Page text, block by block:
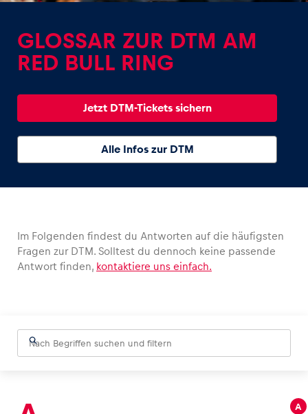
Erlebnisse
Alle anzeigen
Seiten
Alle anzeigen
GLOSSAR ZUR DTM AM
RED BULL RING
Jetzt DTM-Tickets sichern
Alle Infos zur DTM
Im Folgenden findest du Antworten auf die häufigsten
Fragen zur DTM. Solltest du dennoch keine passende
Antwort finden, kontaktiere uns einfach.
A